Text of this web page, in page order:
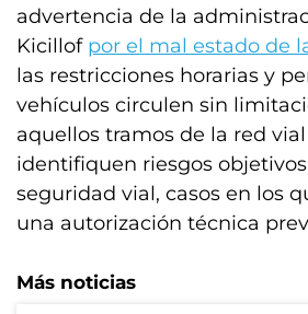
advertencia de la
Kicillof por el mal estado de
las restricciones horarias y
vehículos circulen sin
aquellos tramos de la red
identifiquen riesgos
seguridad vial, casos en los
una autorización técnica
Más noticias